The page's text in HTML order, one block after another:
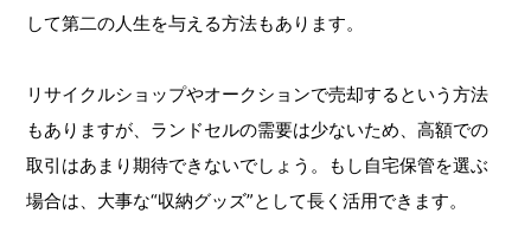
して第二の人生を与える方法もあります。
リサイクルショップやオークションで売却するという方法
もありますが、ランドセルの需要は少ないため、高額での
取引はあまり期待できないでしょう。もし自宅保管を選ぶ
場合は、大事な“収納グッズ”として長く活用できます。